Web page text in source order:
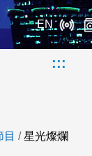
EN
:::
目 /星光燦爛